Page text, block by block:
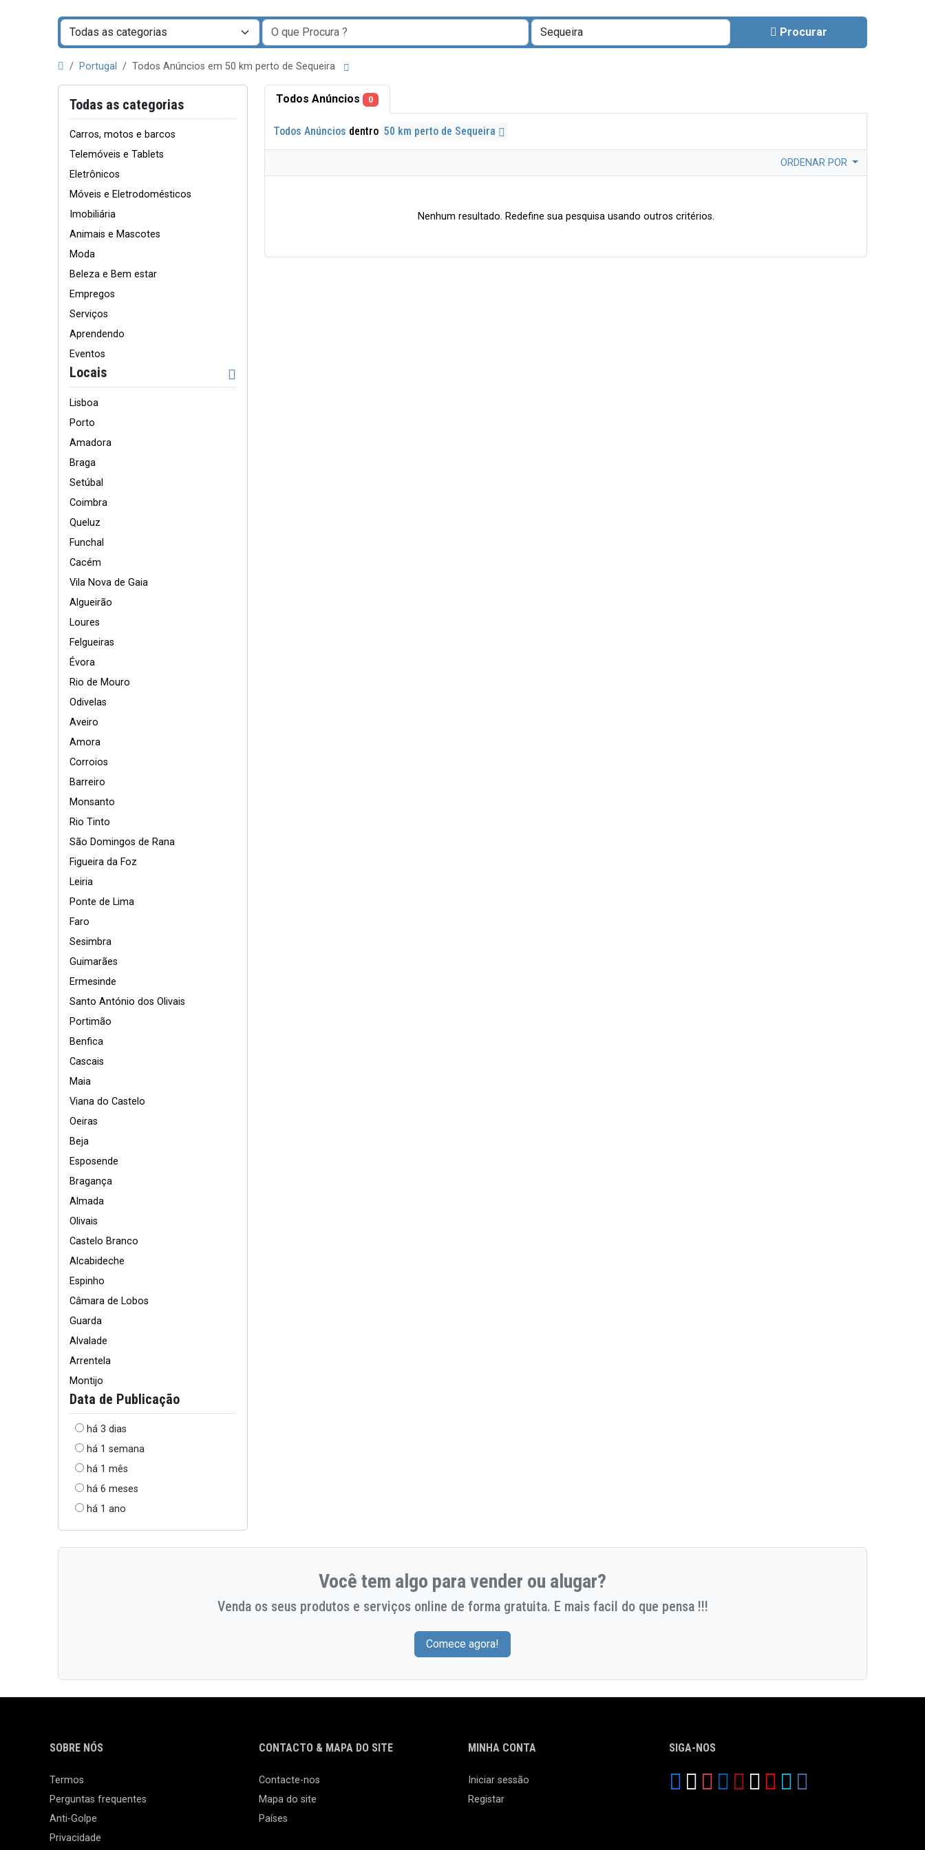
Procurar
Portugal Todos Anúncios em 50 km perto de Sequeira
Todas as categorias
Carros, motos e barcos
Telemóveis e Tablets
Eletrônicos
Móveis e Eletrodomésticos
Imobiliária
Animais e Mascotes
Moda
Beleza e Bem estar
Empregos
Serviços
Aprendendo
Eventos
Locais
Lisboa
Porto
Amadora
Braga
Setúbal
Coimbra
Queluz
Funchal
Cacém
Vila Nova de Gaia
Algueirão
Loures
Felgueiras
Évora
Rio de Mouro
Odivelas
Aveiro
Amora
Corroios
Barreiro
Monsanto
Rio Tinto
São Domingos de Rana
Figueira da Foz
Leiria
Ponte de Lima
Faro
Sesimbra
Guimarães
Ermesinde
Santo António dos Olivais
Portimão
Benfica
Cascais
Maia
Viana do Castelo
Oeiras
Beja
Esposende
Bragança
Almada
Olivais
Castelo Branco
Alcabideche
Espinho
Câmara de Lobos
Guarda
Alvalade
Arrentela
Montijo
Data de Publicação
há 3 dias
há 1 semana
há 1 mês
há 6 meses
há 1 ano
Todos Anúncios 0
Todos Anúncios dentro 50 km perto de Sequeira
ORDENAR POR
Nenhum resultado. Redefine sua pesquisa usando outros critérios.
Você tem algo para vender ou alugar?
Venda os seus produtos e serviços online de forma gratuita. E mais facil do que pensa !!!
Comece agora!
SOBRE NÓS
Termos
Perguntas frequentes
Anti-Golpe
Privacidade
CONTACTO & MAPA DO SITE
Contacte-nos
Mapa do site
Países
MINHA CONTA
Iniciar sessão
Registar
SIGA-NOS